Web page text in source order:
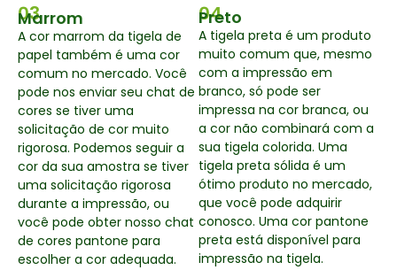
03
Marrom
A cor marrom da tigela de
papel também é uma cor
comum no mercado. Você
pode nos enviar seu chat de
cores se tiver uma
solicitação de cor muito
rigorosa. Podemos seguir a
cor da sua amostra se tiver
uma solicitação rigorosa
durante a impressão, ou
você pode obter nosso chat
de cores pantone para
escolher a cor adequada.
04
Preto
A tigela preta é um produto
muito comum que, mesmo
com a impressão em
branco, só pode ser
impressa na cor branca, ou
a cor não combinará com a
sua tigela colorida. Uma
tigela preta sólida é um
ótimo produto no mercado,
que você pode adquirir
conosco. Uma cor pantone
preta está disponível para
impressão na tigela.